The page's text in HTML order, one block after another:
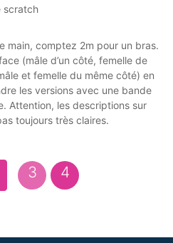
scratch
main, comptez 2m pour un bras.
(mâle d’un côté, femelle de
et femelle du même côté) en
les versions avec une bande
Attention, les descriptions sur
toujours très claires.
3 4